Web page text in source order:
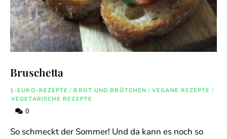
Bruschetta
1-EURO-REZEPTE / BROT UND BRÖTCHEN / VEGANE REZEPTE /
VEGETARISCHE REZEPTE
0
So schmeckt der Sommer! Und da kann es noch so